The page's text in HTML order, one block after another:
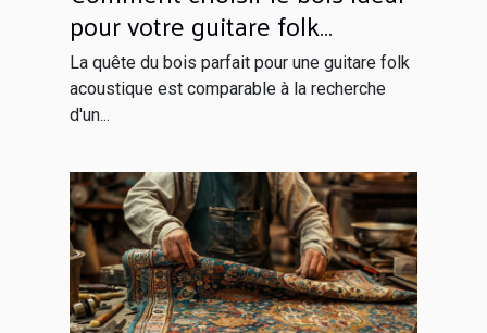
pour votre guitare folk
acoustique
La quête du bois parfait pour une guitare folk
acoustique est comparable à la recherche
d'un...